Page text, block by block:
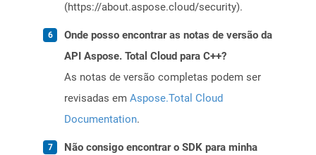
(https://about.aspose.cloud/security).
Onde posso encontrar as notas de versão da
API Aspose. Total Cloud para C++?
As notas de versão completas podem ser
revisadas em Aspose.Total Cloud
Documentation.
Não consigo encontrar o SDK para minha